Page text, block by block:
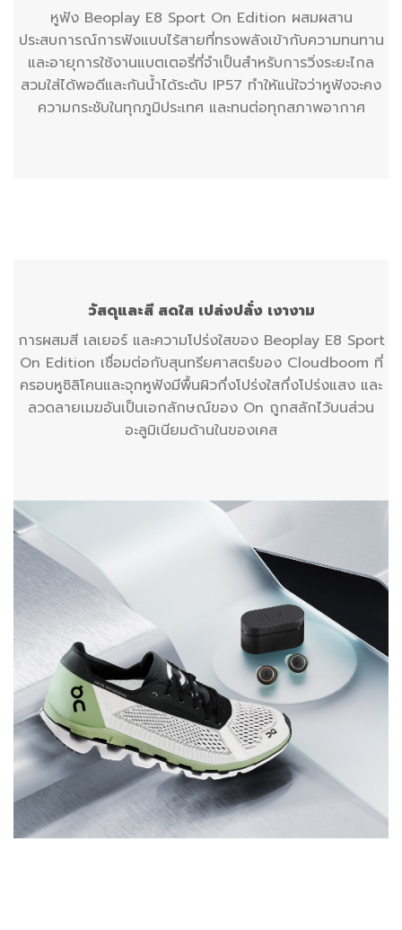
หูฟัง Beoplay E8 Sport On Edition ผสมผสาน
ประสบการณ์การฟังแบบไร้สายที่ทรงพลังเข้ากับความทนทาน
และอายุการใช้งานแบตเตอรี่ที่จำเป็นสำหรับการวิ่งระยะไกล
สวมใส่ได้พอดีและกันน้ำได้ระดับ IP57 ทำให้แน่ใจว่าหูฟังจะคง
ความกระชับในทุกภูมิประเทศ และทนต่อทุกสภาพอากาศ
วัสดุและสี สดใส เปล่งปลั่ง เงางาม
การผสมสี เลเยอร์ และความโปร่งใสของ Beoplay E8 Sport
On Edition เชื่อมต่อกับสุนทรียศาสตร์ของ Cloudboom ที่
ครอบหูซิลิโคนและจุกหูฟังมีพื้นผิวกึ่งโปร่งใสกึ่งโปร่งแสง และ
ลวดลายเมฆอันเป็นเอกลักษณ์ของ On ถูกสลักไว้บนส่วน
อะลูมิเนียมด้านในของเคส